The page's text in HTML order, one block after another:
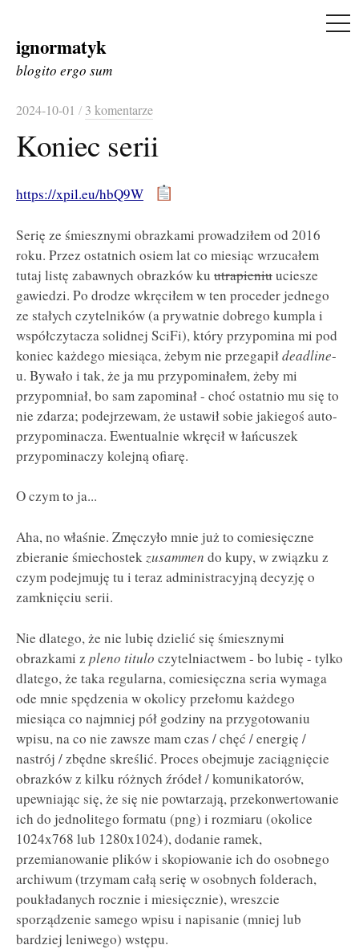
Skip
to
ignormatyk
blogito ergo sum
2024-10-01 / 3 komentarze
Koniec serii
https://xpil.eu/hbQ9W
Serię ze śmiesznymi obrazkami prowadziłem od 2016
roku. Przez ostatnich osiem lat co miesiąc wrzucałem
tutaj listę zabawnych obrazków ku utrapieniuuciesze
gawiedzi. Po drodze wkręciłem w ten proceder jednego
ze stałych czytelników (a prywatnie dobrego kumpla i
współczytacza solidnej SciFi), który przypomina mi pod
koniec każdego miesiąca, żebym nie przegapiłdeadline-
u. Bywało i tak, że ja mu przypominałem, żeby mi
przypomniał, bo sam zapominał - choć ostatnio mu się to
nie zdarza; podejrzewam, że ustawił sobie jakiegoś auto-
przypominacza. Ewentualnie wkręcił w łańcuszek
przypominaczy kolejną ofiarę.
O czym to ja...
Aha, no właśnie. Zmęczyło mnie już to comiesięczne
zbieranie śmiechostekzusammen do kupy, w związku z
czym podejmuję tu i teraz administracyjną decyzję o
zamknięciu serii.
Nie dlatego, że nie lubię dzielić się śmiesznymi
obrazkami z pleno titulo czytelniactwem - bo lubię - tylko
dlatego, że taka regularna, comiesięczna seria wymaga
ode mnie spędzenia w okolicy przełomu każdego
miesiąca co najmniej pół godziny na przygotowaniu
wpisu, na co nie zawsze mam czas / chęć / energię /
nastrój / zbędne skreślić. Proces obejmuje zaciągnięcie
obrazków z kilku różnych źródeł / komunikatorów,
upewniając się, że się nie powtarzają, przekonwertowanie
ich do jednolitego formatu (png) i rozmiaru (okolice
1024x768 lub 1280x1024), dodanie ramek,
przemianowanie plików i skopiowanie ich do osobnego
archiwum (trzymam całą serię w osobnych folderach,
poukładanych rocznie i miesięcznie), wreszcie
sporządzenie samego wpisu i napisanie (mniej lub
bardziej leniwego) wstępu.